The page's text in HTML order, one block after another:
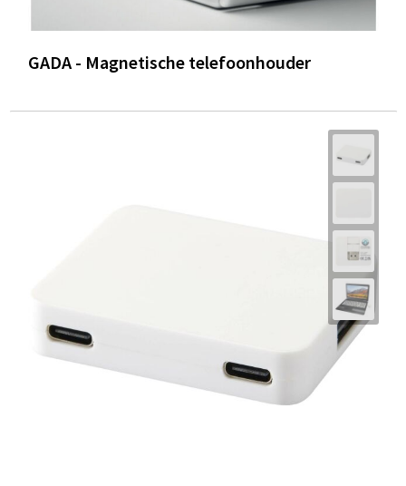
GADA - Magnetische telefoonhouder